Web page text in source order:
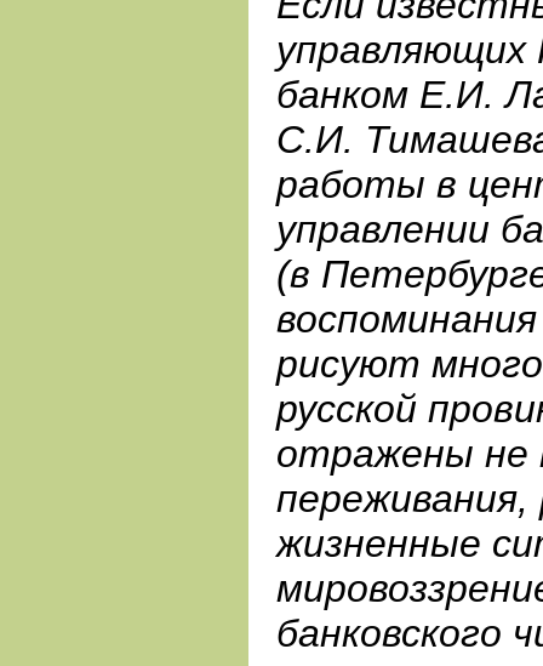
управляющих
банком Е.И.
С.И.
работы в
управлении
(в
рисуют
русской
отражены не
переживания,
жизненные
банковского